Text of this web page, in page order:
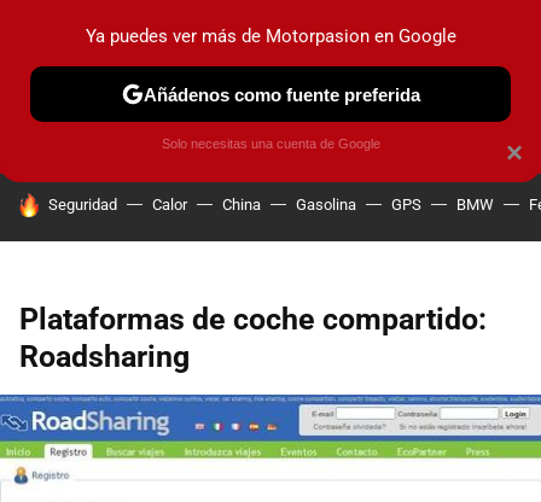
PRUEBAS COCHES ELÉCTRICOS OBSERVATORIO
HOY SE HABLA DE
Seguridad Calor China Gasolina GPS BMW
Plataformas de coche compartido:
Roadsharing
×
Ya puedes ver más de Motorpasion en Google
Añádenos como fuente preferida
Solo necesitas una cuenta de Google